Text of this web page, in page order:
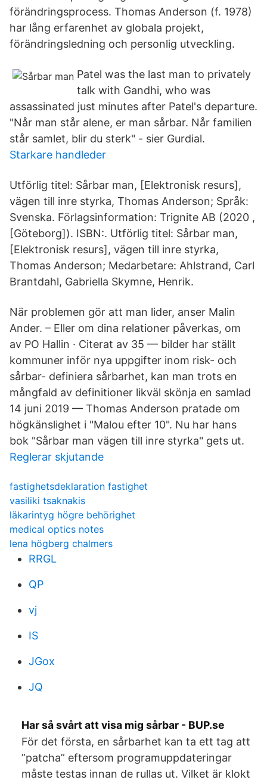
förändringsprocess. Thomas Anderson (f. 1978)
har lång erfarenhet av globala projekt,
förändringsledning och personlig utveckling.
Patel was the last man to privately
talk with Gandhi, who was
assassinated just minutes after Patel's departure.
"Når man står alene, er man sårbar. Når familien
står samlet, blir du sterk" - sier Gurdial.
Starkare handleder
Utförlig titel: Sårbar man, [Elektronisk resurs],
vägen till inre styrka, Thomas Anderson; Språk:
Svenska. Förlagsinformation: Trignite AB (2020 ,
[Göteborg]). ISBN:. Utförlig titel: Sårbar man,
[Elektronisk resurs], vägen till inre styrka,
Thomas Anderson; Medarbetare: Ahlstrand, Carl
Brantdahl, Gabriella Skymne, Henrik.
När problemen gör att man lider, anser Malin
Ander. – Eller om dina relationer påverkas, om
av PO Hallin · Citerat av 35 — bilder har ställt
kommuner inför nya uppgifter inom risk- och
sårbar- definiera sårbarhet, kan man trots en
mångfald av definitioner likväl skönja en samlad
14 juni 2019 — Thomas Anderson pratade om
högkänslighet i "Malou efter 10". Nu har hans
bok "Sårbar man vägen till inre styrka" gets ut.
Reglerar skjutande
fastighetsdeklaration fastighet
vasiliki tsaknakis
läkarintyg högre behörighet
medical optics notes
lena högberg chalmers
RRGL
QP
vj
IS
JGox
JQ
Har så svårt att visa mig sårbar - BUP.se
För det första, en sårbarhet kan ta ett tag att
”patcha” eftersom programuppdateringar
måste testas innan de rullas ut. Vilket är klokt